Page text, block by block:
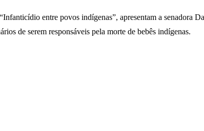
entre povos indígenas”, apresentam a senadora
de serem responsáveis ​​pela morte de bebês indígenas.